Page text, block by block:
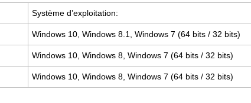
Système d’exploitation:
Windows 10, Windows 8.1, Windows 7 (64 bits / 32 bits)
Windows 10, Windows 8, Windows 7 (64 bits / 32 bits)
Windows 10, Windows 8, Windows 7 (64 bits / 32 bits)